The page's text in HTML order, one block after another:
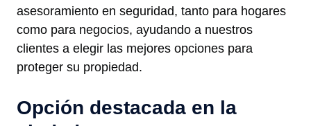
asesoramiento en seguridad, tanto para hogares
como para negocios, ayudando a nuestros
clientes a elegir las mejores opciones para
proteger su propiedad.
Opción destacada en la